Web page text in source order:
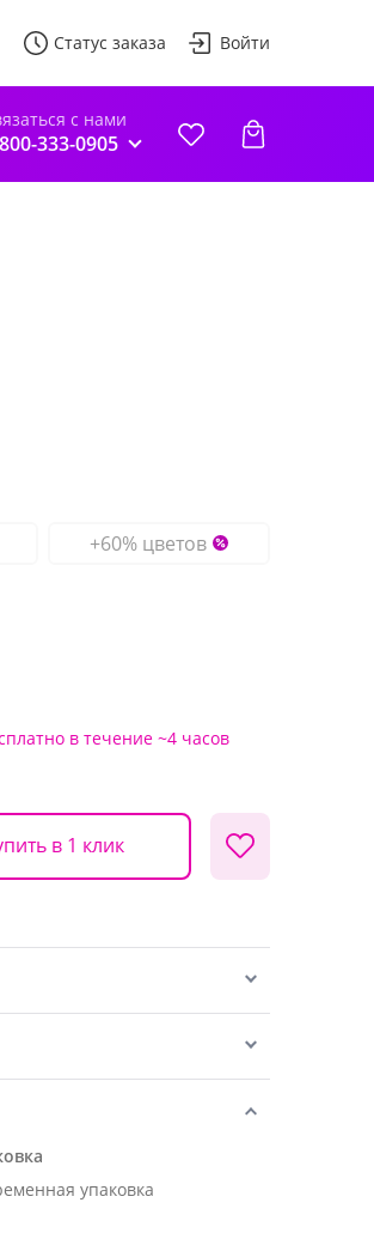
Статус заказа Войти
с нами
333-0905
+60% цветов
в течение ~4 часов
в 1 клик
упаковка